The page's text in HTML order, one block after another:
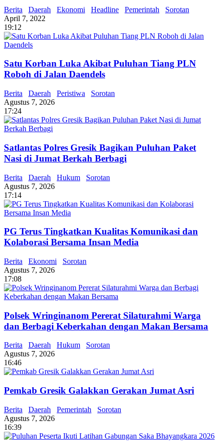
Berita Daerah Ekonomi Headline Pemerintah
Sorotan
April 7, 2022
19:12
Satu Korban Luka Akibat Puluhan Tiang PLN
Roboh di Jalan Daendels
Berita Daerah Peristiwa
Sorotan
Agustus 7, 2026
17:24
Satlantas Polres Gresik Bagikan Puluhan Paket
Nasi di Jumat Berkah Berbagi
Berita Daerah Hukum
Sorotan
Agustus 7, 2026
17:14
PG Terus Tingkatkan Kualitas Komunikasi dan
Kolaborasi Bersama Insan Media
Berita Ekonomi
Sorotan
Agustus 7, 2026
17:08
Polsek Wringinanom Pererat Silaturahmi Warga
dan Berbagi Keberkahan dengan Makan Bersama
Berita Daerah Hukum
Sorotan
Agustus 7, 2026
16:46
Pemkab Gresik Galakkan Gerakan Jumat Asri
Berita Daerah Pemerintah
Sorotan
Agustus 7, 2026
16:39